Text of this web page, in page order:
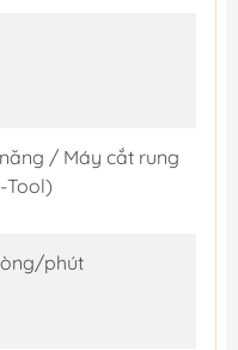
/ Máy cắt rung
Tool)
phút